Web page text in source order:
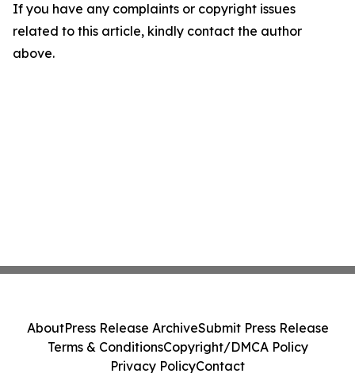
If you have any complaints or copyright issues
related to this article, kindly contact the author
above.
AboutPress Release ArchiveSubmit Press Release
Terms & ConditionsCopyright/DMCA Policy
Privacy PolicyContact